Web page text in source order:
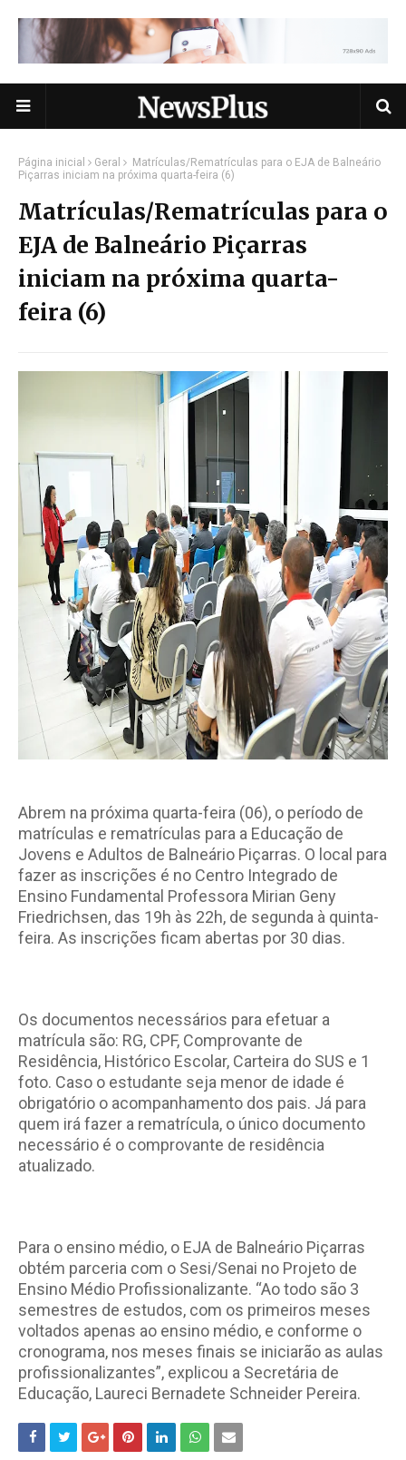
Página inicial Geral
Matrículas/Rematrículas para o EJA de Balneário
Piçarras iniciam na próxima quarta-feira (6)
Matrículas/Rematrículas para o
EJA de Balneário Piçarras
iniciam na próxima quarta-
feira (6)
Abrem na próxima quarta-feira (06), o período de
matrículas e rematrículas para a Educação de
Jovens e Adultos de Balneário Piçarras. O local para
fazer as inscrições é no Centro Integrado de
Ensino Fundamental Professora Mirian Geny
Friedrichsen, das 19h às 22h, de segunda à quinta-
feira. As inscrições ficam abertas por 30 dias.
Os documentos necessários para efetuar a
matrícula são: RG, CPF, Comprovante de
Residência, Histórico Escolar, Carteira do SUS e 1
foto. Caso o estudante seja menor de idade é
obrigatório o acompanhamento dos pais. Já para
quem irá fazer a rematrícula, o único documento
necessário é o comprovante de residência
atualizado.
Para o ensino médio, o EJA de Balneário Piçarras
obtém parceria com o Sesi/Senai no Projeto de
Ensino Médio Profissionalizante. “Ao todo são 3
semestres de estudos, com os primeiros meses
voltados apenas ao ensino médio, e conforme o
cronograma, nos meses finais se iniciarão as aulas
profissionalizantes”, explicou a Secretária de
Educação, Laureci Bernadete Schneider Pereira.